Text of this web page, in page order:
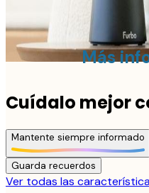
Más
Cuídalo mejor
Mantente siempre informado
Guarda recuerdos
Ver todas las